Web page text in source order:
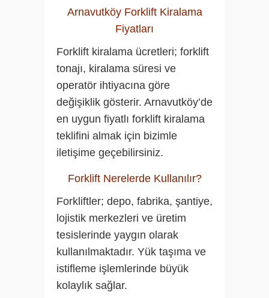
Arnavutköy Forklift Kiralama
Fiyatları
Forklift kiralama ücretleri; forklift
tonajı, kiralama süresi ve
operatör ihtiyacına göre
değişiklik gösterir. Arnavutköy’de
en uygun fiyatlı forklift kiralama
teklifini almak için bizimle
iletişime geçebilirsiniz.
Forklift Nerelerde Kullanılır?
Forkliftler; depo, fabrika, şantiye,
lojistik merkezleri ve üretim
tesislerinde yaygın olarak
kullanılmaktadır. Yük taşıma ve
istifleme işlemlerinde büyük
kolaylık sağlar.